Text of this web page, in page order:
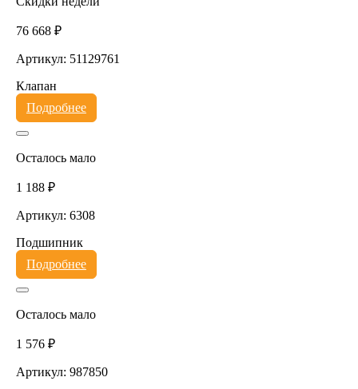
76 668 ₽
Артикул: 51129761
Клапан
Подробнее
Осталось мало
1 188 ₽
Артикул: 6308
Подшипник
Подробнее
Осталось мало
1 576 ₽
Артикул: 987850